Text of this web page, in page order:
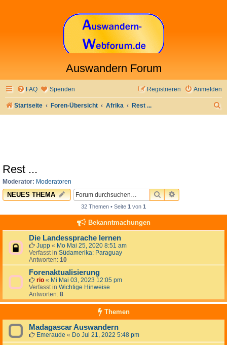
Auswandern Forum
FAQ Spenden Anmelden
Registrieren
Startseite Foren-Übersicht Afrika Rest ...
Rest ...
Moderator: Moderatoren
NEUES THEMA SUCHEERWEITERTE
32 Themen • Seite 1 von 1
Bekanntmachungen
Die Landessprache lernen
Jupp « Mo Mai 25, 2020 8:51 am
Verfasst in Südamerika: Paraguay
Antworten: 10
Forenaktualisierung
rio « Mi Mai 03, 2023 12:05 pm
Verfasst in Wichtige Hinweise
Antworten: 8
Themen
Madagascar Auswandern
Emeraude « Do Jul 21, 2022 5:48 pm